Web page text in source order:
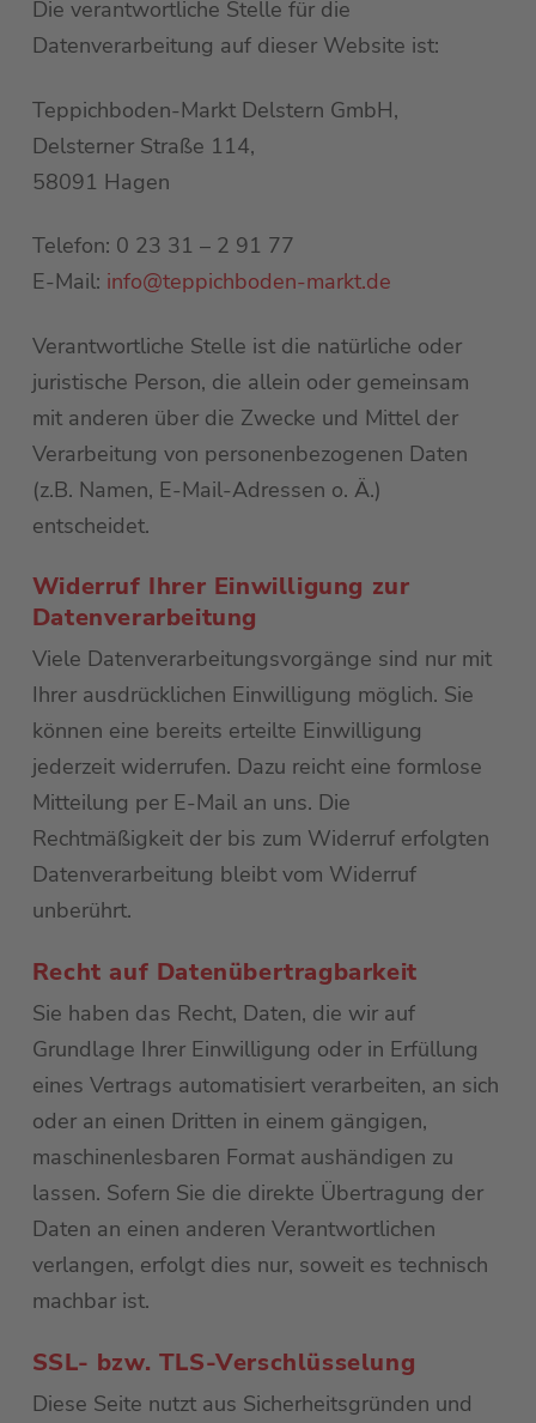
Die verantwortliche Stelle für die
Datenverarbeitung auf dieser Website ist:
Teppichboden-Markt Delstern GmbH,
Delsterner Straße 114,
58091 Hagen
Telefon: 0 23 31 – 2 91 77
E-Mail: info@teppichboden-markt.de
Verantwortliche Stelle ist die natürliche oder
juristische Person, die allein oder gemeinsam
mit anderen über die Zwecke und Mittel der
Verarbeitung von personenbezogenen Daten
(z.B. Namen, E-Mail-Adressen o. Ä.)
entscheidet.
Widerruf Ihrer Einwilligung zur
Datenverarbeitung
Viele Datenverarbeitungsvorgänge sind nur mit
Ihrer ausdrücklichen Einwilligung möglich. Sie
können eine bereits erteilte Einwilligung
jederzeit widerrufen. Dazu reicht eine formlose
Mitteilung per E-Mail an uns. Die
Rechtmäßigkeit der bis zum Widerruf erfolgten
Datenverarbeitung bleibt vom Widerruf
unberührt.
Recht auf Datenübertragbarkeit
Sie haben das Recht, Daten, die wir auf
Grundlage Ihrer Einwilligung oder in Erfüllung
eines Vertrags automatisiert verarbeiten, an sich
oder an einen Dritten in einem gängigen,
maschinenlesbaren Format aushändigen zu
lassen. Sofern Sie die direkte Übertragung der
Daten an einen anderen Verantwortlichen
verlangen, erfolgt dies nur, soweit es technisch
machbar ist.
SSL- bzw. TLS-Verschlüsselung
Diese Seite nutzt aus Sicherheitsgründen und